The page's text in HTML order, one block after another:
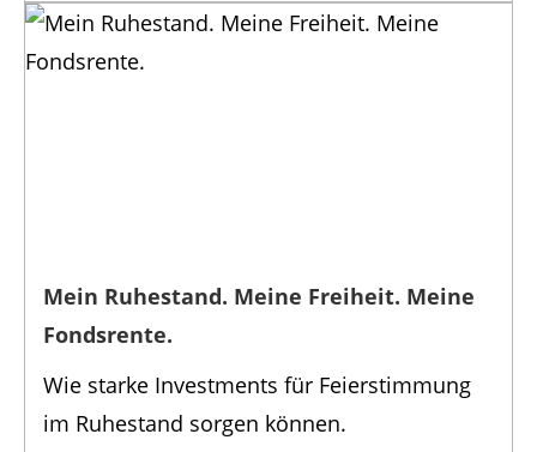
Mein Ruhestand. Meine Freiheit. Meine
Fondsrente.
Wie starke Investments für Feierstimmung
im Ruhestand sorgen können.